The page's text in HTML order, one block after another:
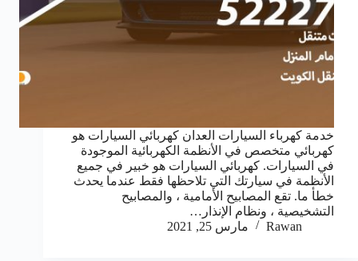
خدمة كهرباء السيارات العدان كهربائي السيارات هو
كهربائي متخصص في الأنظمة الكهربائية الموجودة
في السيارات. كهربائي السيارات هو خبير في جميع
الأنظمة في سيارتك التي تلاحظها فقط عندما يحدث
خطأ ما. تقع المصابيح الأمامية ، والمصابيح
التشخيصية ، ونظام الإنذار…
Rawan
مارس 25, 2021